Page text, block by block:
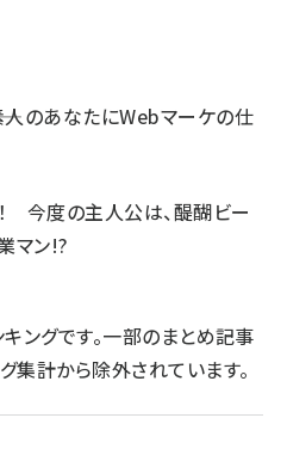
人のあなたにWebマーケの仕
今度の主人公は、醍醐ビー
マン!?
ングです。一部のまとめ記事
集計から除外されています。